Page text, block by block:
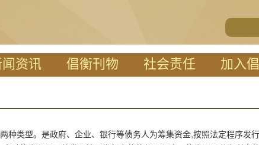
闻资讯 倡衡刊物 社会责任 加入
种类型。是政府、企业、银行等债务人为筹集资金,按照法定程序发